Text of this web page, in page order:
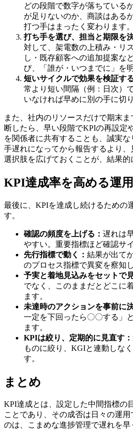
どの段階で数字が落ちている
が足りないのか、商談はある
打つ手はまったく変わります。
打ち手を選び、担当と期限を
対して、架電数の上積み・リ
し・既存顧客への追加提案な
び、「誰が・いつまでに」を
短いサイクルで効果を検証す
常より短い間隔（例：日次）
いなければ早めに別の手に切
また、社内のリソースだけで期末
断したら、早い段階でKPIの再設定
を関係者に共有することも、誠実な
手遅れになってから報告するより
選択肢を広げておくことが、結果的
KPI達成率を高める運
最後に、KPIを達成し続けるための
す。
確認の頻度を上げる： 遅れは
やすい。重要指標ほど確認サ
先行指標で動く： 結果が出て
のプロセス指標で異変を察知し
予実と着地見込みをセットで
でなく、このままだとどこに
ます。
未達時のアクションを事前に
一定を下回ったら〇〇する」
ます。
KPIは絞り、定期的に見直す：
ものに絞り、KGIと連動しな
す。
まとめ
KPI達成とは、設定した中間指標の
ことであり、その成否は日々の運
のは、こまめな進捗管理で遅れを